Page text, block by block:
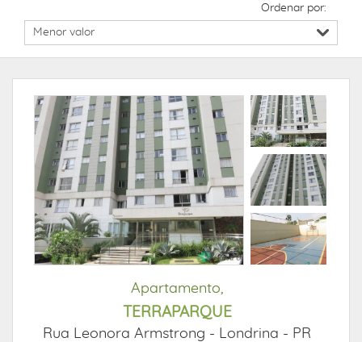
Ordenar por:
Apartamento,
TERRAPARQUE
Rua Leonora Armstrong - Londrina - PR